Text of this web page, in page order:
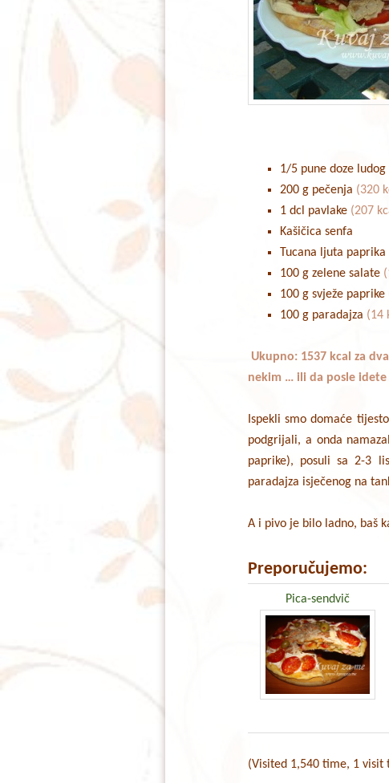
1/5 pune doze
200 g pečenja (320
1 dcl pavlake (207
Kašičica senfa
Tucana ljuta paprika
100 g zelene salate
100 g svježe paprike
100 g paradajza (14
Ukupno: 1537 kcal za
nekim … ili da posle
Ispekli smo domaće
podgrijali, a onda
paprike), posuli sa 2-3
paradajza isječenog na
A i pivo je bilo ladno, baš
Preporučujemo:
Pica-sendvič
(Visited 1,540 time, 1 visit